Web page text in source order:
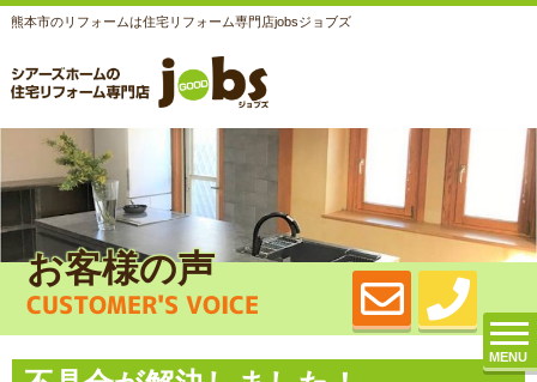
熊本市のリフォームは住宅リフォーム専門店jobsジョブズ
MENU
お客様の声
CUSTOMER'S VOICE